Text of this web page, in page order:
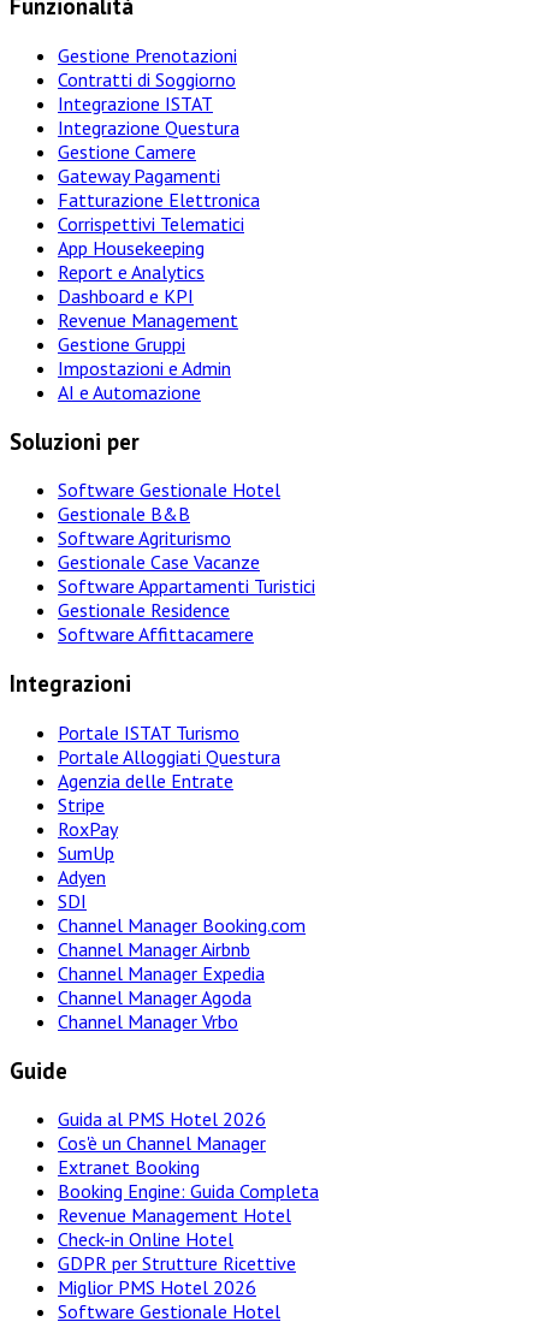
Funzionalità
Gestione Prenotazioni
Contratti di Soggiorno
Integrazione ISTAT
Integrazione Questura
Gestione Camere
Gateway Pagamenti
Fatturazione Elettronica
Corrispettivi Telematici
App Housekeeping
Report e Analytics
Dashboard e KPI
Revenue Management
Gestione Gruppi
Impostazioni e Admin
AI e Automazione
Soluzioni per
Software Gestionale Hotel
Gestionale B&B
Software Agriturismo
Gestionale Case Vacanze
Software Appartamenti Turistici
Gestionale Residence
Software Affittacamere
Integrazioni
Portale ISTAT Turismo
Portale Alloggiati Questura
Agenzia delle Entrate
Stripe
RoxPay
SumUp
Adyen
SDI
Channel Manager Booking.com
Channel Manager Airbnb
Channel Manager Expedia
Channel Manager Agoda
Channel Manager Vrbo
Guide
Guida al PMS Hotel 2026
Cos'è un Channel Manager
Extranet Booking
Booking Engine: Guida Completa
Revenue Management Hotel
Check-in Online Hotel
GDPR per Strutture Ricettive
Miglior PMS Hotel 2026
Software Gestionale Hotel